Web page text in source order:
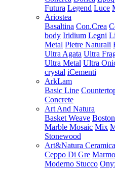
Futura Legend Luce
Ariostea
Basaltina Con.Crea
body Iridium Legni
Metal Pietre Naturali
Ultra Agata Ultra
Ultra Metal Ultra
crystal iCementi
ArkLam
Basic Line
Concrete
Art And Natura
Basket Weave Boston
Marble Mosaic Mix
Stonewood
Art&Natura Ceramica
Ceppo Di Gre Marmo
Moderno Stucco